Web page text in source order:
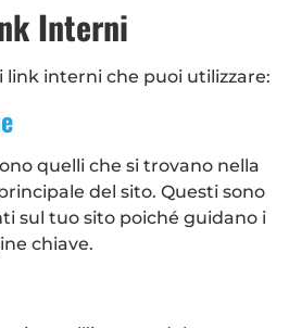
Interni
link interni che puoi utilizzare:
quelli che si trovano nella
del sito. Questi sono
sul tuo sito poiché guidano i
chiave.